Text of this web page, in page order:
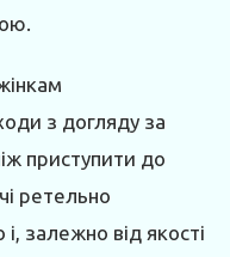
з догляду за
приступити до
ретельно
залежно від якості